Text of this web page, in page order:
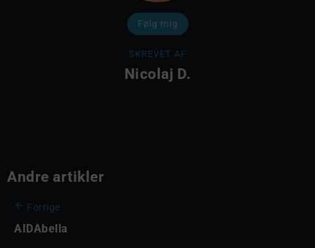
Følg mig
SKREVET AF
Nicolaj D.
Andre artikler
Forrige
AIDAbella